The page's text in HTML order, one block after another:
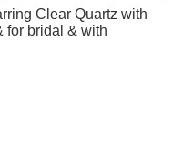
Clear Quartz with
for bridal & with